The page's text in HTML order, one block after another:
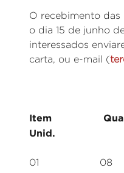
O recebimento
o dia 15 de junho
interessados
carta, ou e-mail (
Item
Unid.
01